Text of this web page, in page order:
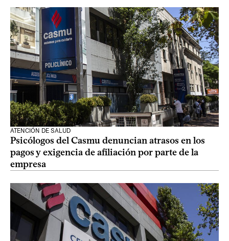
ATENCIÓN DE SALUD
Psicólogos del Casmu denuncian atrasos en los
pagos y exigencia de afiliación por parte de la
empresa